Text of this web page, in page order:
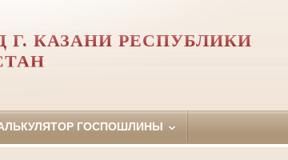
КАЗАНИ РЕСПУБЛИКИ
ГОСПОШЛИНЫ